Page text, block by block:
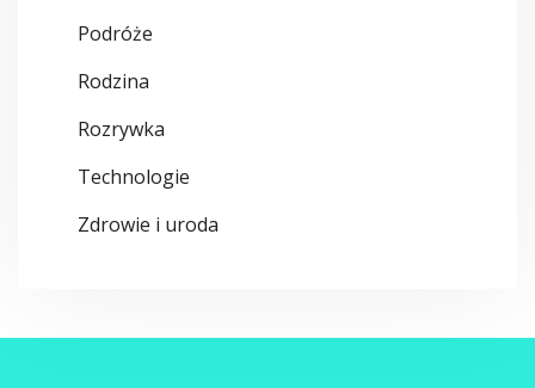
Podróże
Rodzina
Rozrywka
Technologie
Zdrowie i uroda